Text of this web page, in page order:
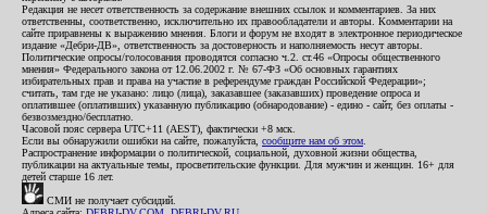
Редакция не несет ответственность за содержание внешних ссылок и комментариев. За них
ответственны, соответственно, исключительно их правообладатели и авторы. Комментарии на
сайте приравнены к выражению мнения. Блоги и форум не входят в электронное периодическое
издание «Дебри-ДВ», ответственность за достоверность и наполняемость несут авторы.
Политические опросы/голосования проводятся согласно ч.2. ст.46 «Опросы общественного
мнения» Федерального закона от 12.06.2002 г. № 67-ФЗ «Об основных гарантиях
избирательных прав и права на участие в референдуме граждан Российской Федерации»;
считать, там где не указано: лицо (лица), заказавшее (заказавших) проведение опроса и
оплатившее (оплативших) указанную публикацию (обнародование) - едино - сайт, без оплаты -
безвозмездно/бесплатно.
Часовой пояс сервера UTC+11 (AEST), фактически +8 мск.
Если вы обнаружили ошибки на сайте, пожалуйста, сообщите нам об этом
Распространение информации о политической, социальной, духовной жизни общества,
публикации на актуальные темы, просветительские функции. Для мужчин и женщин. 16+ для
детей старше 16 лет.
СМИ не получает субсидий.